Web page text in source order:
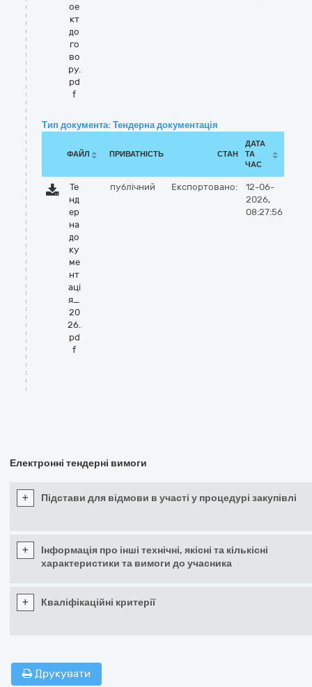
ое
кт
до
го
во
ру.
pd
f
Тип документа: Тендерна документація
ФАЙЛ ПРИВАТНІСТЬ СТАН
ДАТА
ТА
ЧАС
Те
нд
ер
на
до
ку
ме
нт
аці
я_
20
26.
pd
f
публічний Експортовано:
12-06-
2026,
08:27:56
Електронні тендерні вимоги
+ Підстави для відмови в участі у процедурі закупівлі
+
Інформація про інші технічні, якісні та кількісні
характеристики та вимоги до учасника
+ Кваліфікаційні критерії
Друкувати